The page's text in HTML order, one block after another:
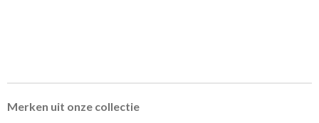
Merken uit onze collectie